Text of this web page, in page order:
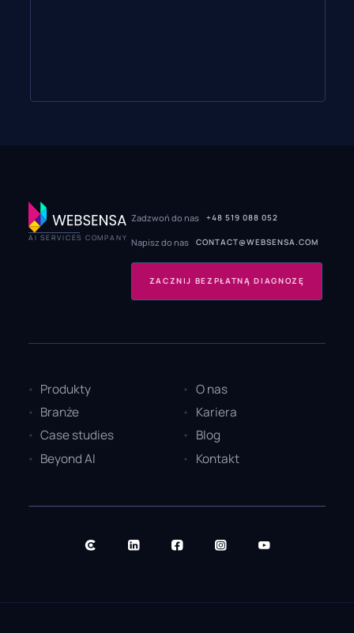
AI SERVICES COMPANY
Zadzwoń do nas +48 519 088 052
Napisz do nas CONTACT@WEBSENSA.COM
ZACZNIJ BEZPŁATNĄ DIAGNOZĘ
Produkty
Branże
Case studies
Beyond AI
O nas
Kariera
Blog
Kontakt